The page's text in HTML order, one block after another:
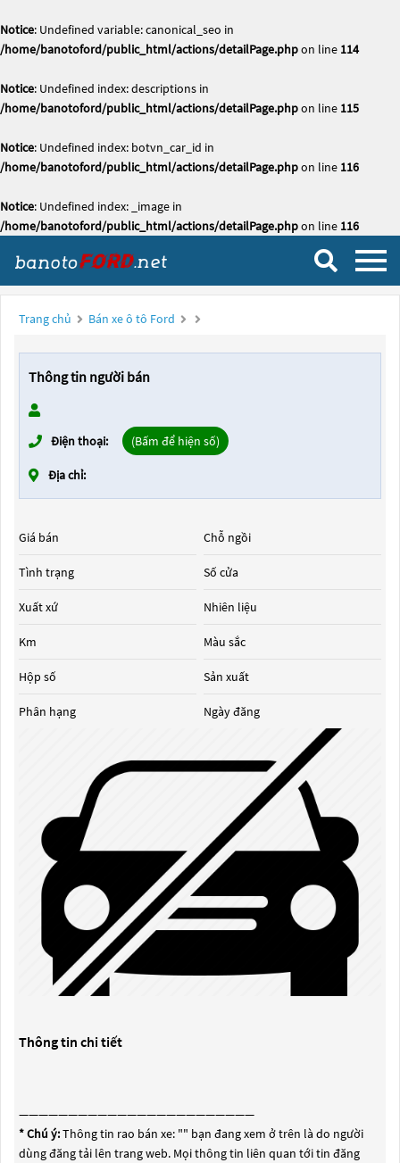
Notice: Undefined variable: canonical_seo in
/home/banotoford/public_html/actions/detailPage.phpon line 114
Notice: Undefined index: descriptions in
/home/banotoford/public_html/actions/detailPage.phpon line 115
Notice: Undefined index: botvn_car_id in
/home/banotoford/public_html/actions/detailPage.phpon line 116
Notice: Undefined index: _image in
/home/banotoford/public_html/actions/detailPage.phpon line 116
Trang chủ Bán xe ô tô Ford
Thông tin người bán
Điện thoại: (Bấm để hiện số)
Địa chỉ:
Giá bán
Tình trạng
Xuất xứ
Km
Hộp số
Phân hạng
Chỗ ngồi
Số cửa
Nhiên liệu
Màu sắc
Sản xuất
Ngày đăng
Thông tin chi tiết
————————————————————————
* Chú ý:Thông tin rao bán xe: "" bạn đang xem ở trên là do người
dùng đăng tải lên trang web. Mọi thông tin liên quan tới tin đăng